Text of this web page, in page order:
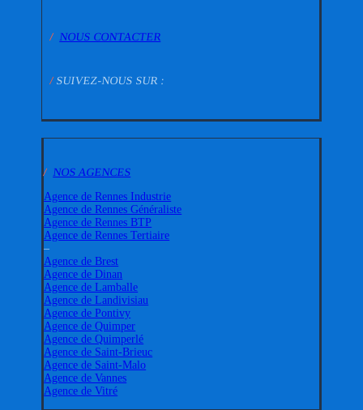
/NOUS CONTACTER
/SUIVEZ-NOUS SUR :
/ NOS AGENCES
Agence de Rennes Industrie
Agence de Rennes Généraliste
Agence de Rennes BTP
Agence de Rennes Tertiaire
–
Agence de Brest
Agence de Dinan
Agence de Lamballe
Agence de Landivisiau
Agence de Pontivy
Agence de Quimper
Agence de Quimperlé
Agence de Saint-Brieuc
Agence de Saint-Malo
Agence de Vannes
Agence de Vitré